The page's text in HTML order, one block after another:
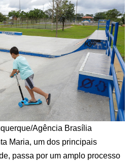
Agência Brasília
Maria, um dos principais
passa por um amplo processo